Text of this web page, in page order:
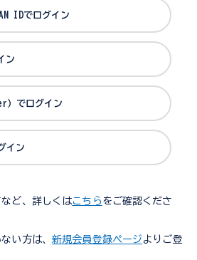
JAPAN IDでログイン
ン
）でログイン
イン
ど、詳しくはこちら をご確認くださ
い方は、 新規会員登録ページ よりご登